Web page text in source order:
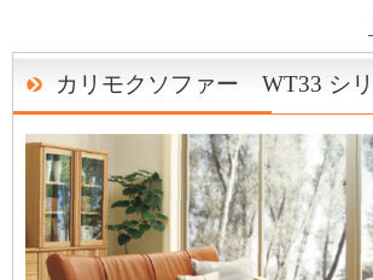
カリモクソファー WT33 シ